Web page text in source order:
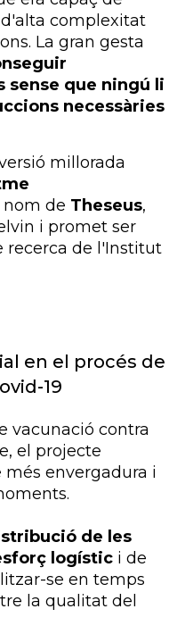
complexitat
La gran gesta
sense que ningú li
necessàries
millorada
nom de Theseus,
i promet ser
recerca de l'Institut
en el procés de
19
vacunació contra
el projecte
envergadura i
de les
logístic i de
se en temps
la qualitat del